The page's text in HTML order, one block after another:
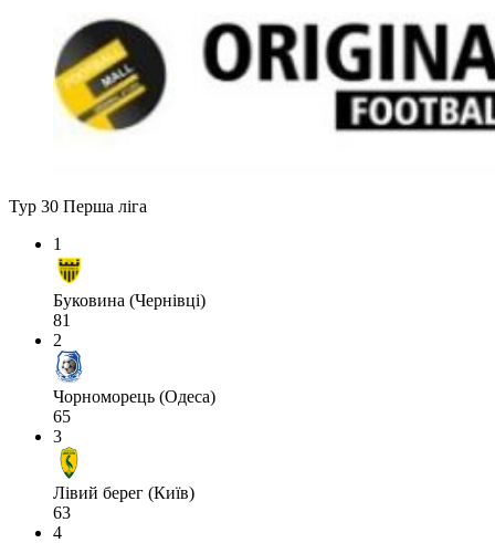
Тур 30 Перша ліга
1
Буковина (Чернівці)
81
2
Чорноморець (Одеса)
65
3
Лівий берег (Київ)
63
4